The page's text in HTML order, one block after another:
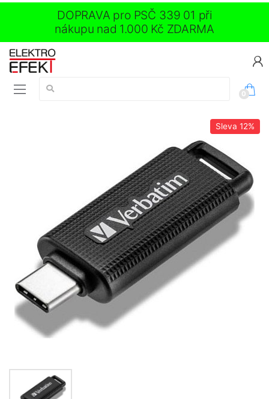
DOPRAVA pro PSČ 339 01 při
nákupu nad 1.000 Kč ZDARMA
Vyhledávání:
0
Sleva 12%